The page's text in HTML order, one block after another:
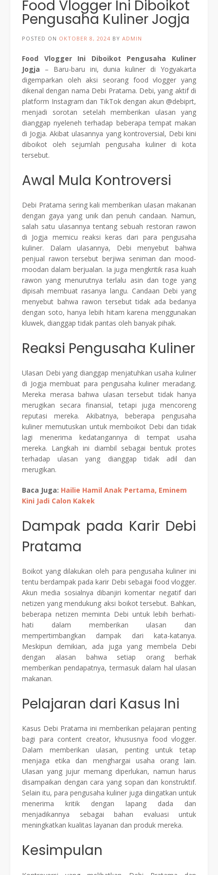
Food Vlogger Ini Diboikot
Pengusaha Kuliner Jogja
POSTED ON OKTOBER 8, 2024 BY ADMIN
Food Vlogger Ini Diboikot Pengusaha Kuliner
Jogja – Baru-baru ini, dunia kuliner di Yogyakarta
digemparkan oleh aksi seorang food vlogger yang
dikenal dengan nama Debi Pratama. Debi, yang aktif di
platform Instagram dan TikTok dengan akun @debiprt,
menjadi sorotan setelah memberikan ulasan yang
dianggap nyeleneh terhadap beberapa tempat makan
di Jogja. Akibat ulasannya yang kontroversial, Debi kini
diboikot oleh sejumlah pengusaha kuliner di kota
tersebut.
Awal Mula Kontroversi
Debi Pratama sering kali memberikan ulasan makanan
dengan gaya yang unik dan penuh candaan. Namun,
salah satu ulasannya tentang sebuah restoran rawon
di Jogja memicu reaksi keras dari para pengusaha
kuliner. Dalam ulasannya, Debi menyebut bahwa
penjual rawon tersebut berjiwa seniman dan mood-
moodan dalam berjualan. Ia juga mengkritik rasa kuah
rawon yang menurutnya terlalu asin dan toge yang
dipisah membuat rasanya langu. Candaan Debi yang
menyebut bahwa rawon tersebut tidak ada bedanya
dengan soto, hanya lebih hitam karena menggunakan
kluwek, dianggap tidak pantas oleh banyak pihak.
Reaksi Pengusaha Kuliner
Ulasan Debi yang dianggap menjatuhkan usaha kuliner
di Jogja membuat para pengusaha kuliner meradang.
Mereka merasa bahwa ulasan tersebut tidak hanya
merugikan secara finansial, tetapi juga mencoreng
reputasi mereka. Akibatnya, beberapa pengusaha
kuliner memutuskan untuk memboikot Debi dan tidak
lagi menerima kedatangannya di tempat usaha
mereka. Langkah ini diambil sebagai bentuk protes
terhadap ulasan yang dianggap tidak adil dan
merugikan.
Baca Juga: Hailie Hamil Anak Pertama, Eminem
Kini Jadi Calon Kakek
Dampak pada Karir Debi
Pratama
Boikot yang dilakukan oleh para pengusaha kuliner ini
tentu berdampak pada karir Debi sebagai food vlogger.
Akun media sosialnya dibanjiri komentar negatif dari
netizen yang mendukung aksi boikot tersebut. Bahkan,
beberapa netizen meminta Debi untuk lebih berhati-
hati dalam memberikan ulasan dan
mempertimbangkan dampak dari kata-katanya.
Meskipun demikian, ada juga yang membela Debi
dengan alasan bahwa setiap orang berhak
memberikan pendapatnya, termasuk dalam hal ulasan
makanan.
Pelajaran dari Kasus Ini
Kasus Debi Pratama ini memberikan pelajaran penting
bagi para content creator, khususnya food vlogger.
Dalam memberikan ulasan, penting untuk tetap
menjaga etika dan menghargai usaha orang lain.
Ulasan yang jujur memang diperlukan, namun harus
disampaikan dengan cara yang sopan dan konstruktif.
Selain itu, para pengusaha kuliner juga diingatkan untuk
menerima kritik dengan lapang dada dan
menjadikannya sebagai bahan evaluasi untuk
meningkatkan kualitas layanan dan produk mereka.
Kesimpulan